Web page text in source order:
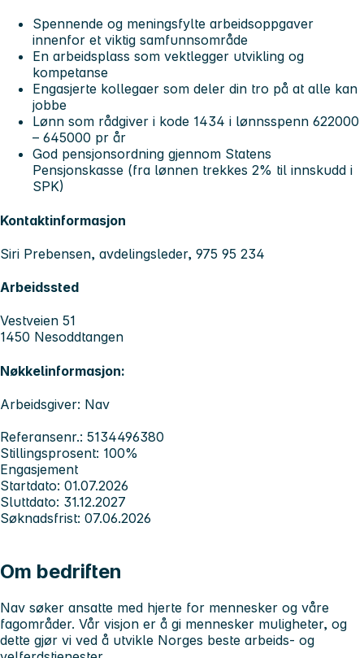
Spennende og meningsfylte arbeidsoppgaver
innenfor et viktig samfunnsområde
En arbeidsplass som vektlegger utvikling og
kompetanse
Engasjerte kollegaer som deler din tro på at alle kan
jobbe
Lønn som rådgiver i kode 1434 i lønnsspenn 622000
– 645000 pr år
God pensjonsordning gjennom Statens
Pensjonskasse (fra lønnen trekkes 2% til innskudd i
SPK)
Kontaktinformasjon
Siri Prebensen, avdelingsleder, 975 95 234
Arbeidssted
Vestveien 51
1450 Nesoddtangen
Nøkkelinformasjon:
Arbeidsgiver: Nav
Referansenr.: 5134496380
Stillingsprosent: 100%
Engasjement
Startdato: 01.07.2026
Sluttdato: 31.12.2027
Søknadsfrist: 07.06.2026
Om bedriften
Nav søker ansatte med hjerte for mennesker og våre
fagområder. Vår visjon er å gi mennesker muligheter, og
dette gjør vi ved å utvikle Norges beste arbeids- og